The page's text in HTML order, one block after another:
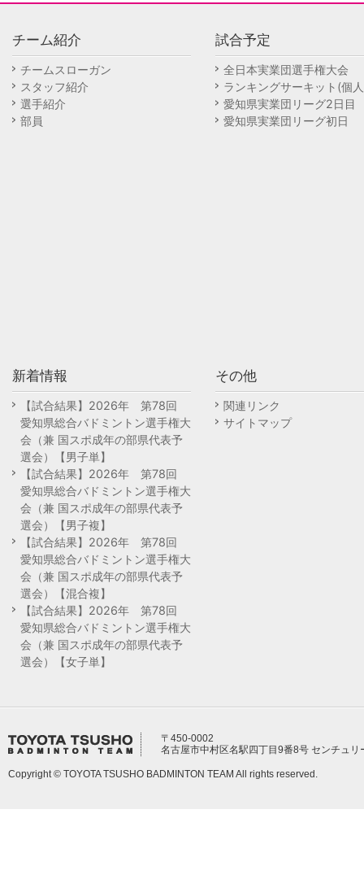
チーム紹介
チームスローガン
スタッフ紹介
選手紹介
部員
試合予定
全日本実業団選手権大会
ランキングサーキット(個
愛知県実業団リーグ2日目
愛知県実業団リーグ初日
新着情報
【試合結果】2026年 第78回
愛知県総合バドミントン選手権大
会（兼 国スポ成年の部県代表予
選会）【男子単】
【試合結果】2026年 第78回
愛知県総合バドミントン選手権大
会（兼 国スポ成年の部県代表予
選会）【男子複】
【試合結果】2026年 第78回
愛知県総合バドミントン選手権大
会（兼 国スポ成年の部県代表予
選会）【混合複】
【試合結果】2026年 第78回
愛知県総合バドミントン選手権大
会（兼 国スポ成年の部県代表予
選会）【女子単】
その他
関連リンク
サイトマップ
〒450-0002
名古屋市中村区名駅四丁目9番8号 センチュリ
Copyright © TOYOTA TSUSHO BADMINTON TEAM All rights reserved.